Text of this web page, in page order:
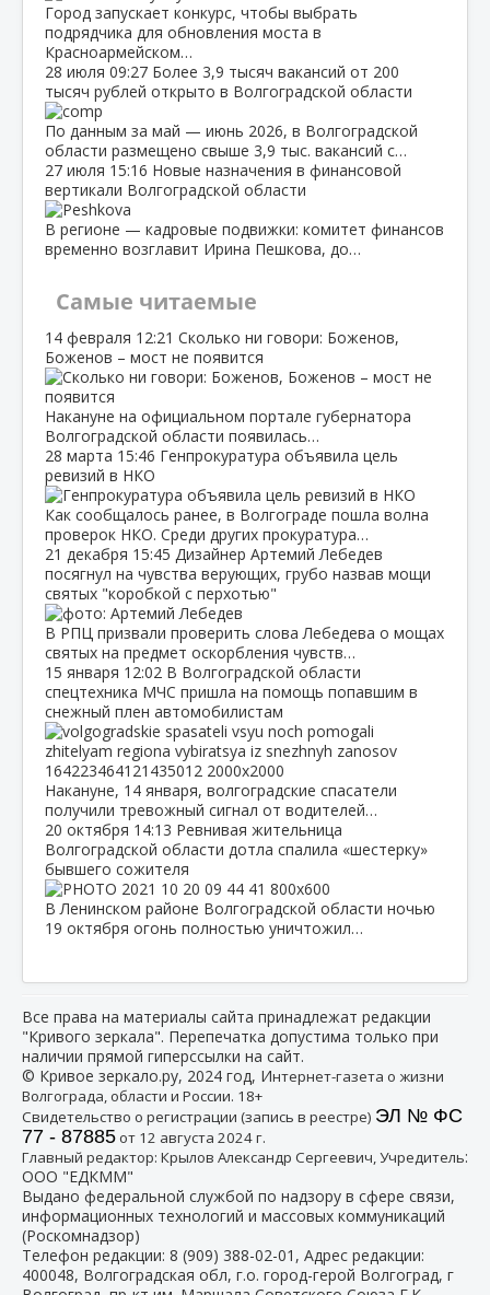
Город запускает конкурс, чтобы выбрать
подрядчика для обновления моста в
Красноармейском…
28 июля 09:27 Более 3,9 тысяч вакансий от 200
тысяч рублей открыто в Волгоградской области
По данным за май — июнь 2026, в Волгоградской
области размещено свыше 3,9 тыс. вакансий с…
27 июля 15:16 Новые назначения в финансовой
вертикали Волгоградской области
В регионе — кадровые подвижки: комитет финансов
временно возглавит Ирина Пешкова, до…
Самые читаемые
14 февраля 12:21 Сколько ни говори: Боженов,
Боженов – мост не появится
Накануне на официальном портале губернатора
Волгоградской области появилась…
28 марта 15:46 Генпрокуратура объявила цель
ревизий в НКО
Как сообщалось ранее, в Волгограде пошла волна
проверок НКО. Среди других прокуратура…
21 декабря 15:45 Дизайнер Артемий Лебедев
посягнул на чувства верующих, грубо назвав мощи
святых "коробкой с перхотью"
В РПЦ призвали проверить слова Лебедева о мощах
святых на предмет оскорбления чувств…
15 января 12:02 В Волгоградской области
спецтехника МЧС пришла на помощь попавшим в
снежный плен автомобилистам
Накануне, 14 января, волгоградские спасатели
получили тревожный сигнал от водителей…
20 октября 14:13 Ревнивая жительница
Волгоградской области дотла спалила «шестерку»
бывшего сожителя
В Ленинском районе Волгоградской области ночью
19 октября огонь полностью уничтожил…
Все права на материалы сайта принадлежат редакции
"Кривого зеркала". Перепечатка допустима только при
наличии прямой гиперссылки на сайт.
© Кривое зеркало.ру, 2024 год, Интернет-газета о жизни
Волгограда, области и России. 18+
Свидетельство о регистрации (запись в реестре) ЭЛ № ФС
77 - 87885от 12 августа 2024 г.
Главный редактор: Крылов Александр Сергеевич, Учредитель:
ООО "ЕДКММ"
Выдано федеральной службой по надзору в сфере связи,
информационных технологий и массовых коммуникаций
(Роскомнадзор)
Телефон редакции: 8 (909) 388-02-01 , Адрес редакции:
400048, Волгоградская обл, г.о. город-герой Волгоград, г